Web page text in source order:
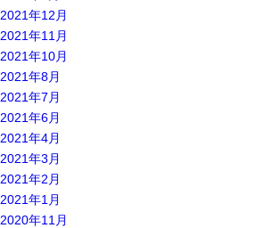
2021年12月
2021年11月
2021年10月
2021年8月
2021年7月
2021年6月
2021年4月
2021年3月
2021年2月
2021年1月
2020年11月